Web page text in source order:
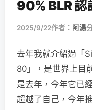
90% BLR 認
2025/9/22作者： 阿湯
去年我就介紹過「
80」，是世界上目
是去年，今年它已
超越了自己，今年